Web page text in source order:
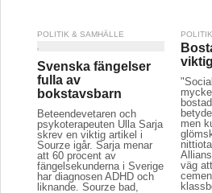
POLITIK & SAMHÄLLE
Svenska fängelser
fulla av
bokstavsbarn
Beteendevetaren och
psykoterapeuten Ulla Sarja
skrev en viktig artikel i
Sourze igår. Sarja menar
att 60 procent av
fängelsekunderna i Sverige
har diagnosen ADHD och
liknande. Sourze bad,
men
väg